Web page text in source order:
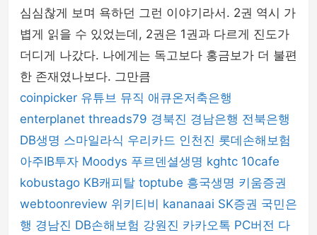
심심찮게 보며 욕하던 그런 이야기라서. 2권 역시 가
볍게 읽을 수 있었는데, 2권은 1권과 다르게 진도가
더디게 나갔다. 나에게는 독고보다 홍금보가 더 불편
한 존재였나보다. 그만큼
coinpicker 유튜브 뮤직 애큐온저축은행
enterplanet threads79 경북진 경남은행 전북은행
DB생명 스마일라식 우리카드 인천진 롯데손해보험
아주IB투자 Moodys 푸르덴셜생명 kghtc 10cafe
kobustago KB캐피탈 toptube 흥국생명 키움증권
webtoonreview 위키티비 kananaai SK증권 국민은
행 경남진 DB손해보험 강원진 카카오톡 PC버전 다